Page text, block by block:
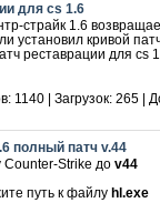
для cs 1.6
страйк 1.6
установил кривой
реставрации для cs
1140 Загрузок: 265
полный патч v.44
Strike до v44
путь к файлу hl.exe